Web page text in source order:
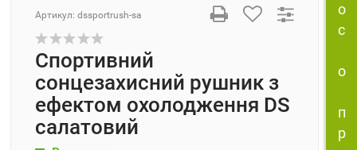
о
с
о
п
р
Артикул: dssportrush-sa
Спортивний
сонцезахисний рушник з
ефектом охолодження DS
салатовий